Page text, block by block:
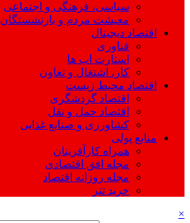
سیاسی، فرهنگی و اجتماعی
معیشت مردم و بازنشستگان
اقتصاد دیجیتال
فناوری
استارت اپ ها
کار، اشتغال و تعاون
اقتصاد محیط زیست
اقتصاد گردشگری
اقتصاد حمل و نقل
کشاورزی و صنایع غذایی
منابع پولی
همراه کارآفرینان
مجله افق اقتصادی
مجله روزانه اقتصاد
خرید تتر
×